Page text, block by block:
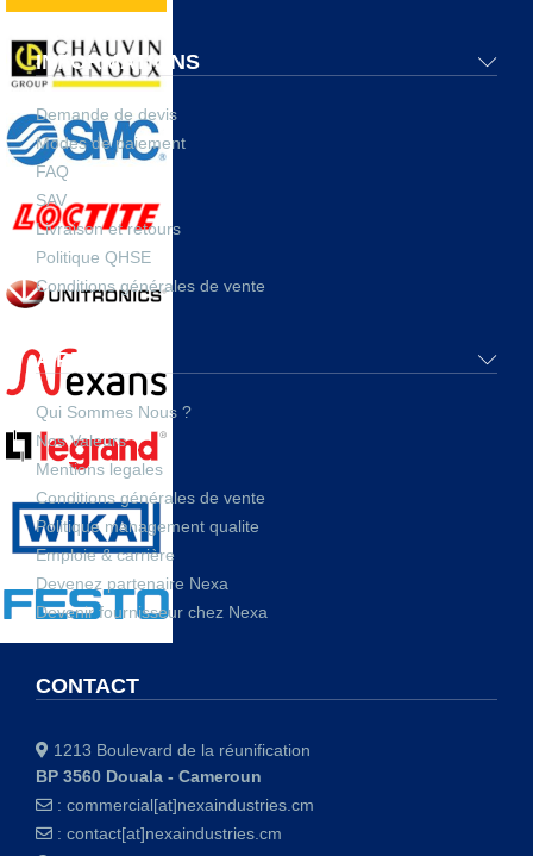
INFORMATIONS
Demande de devis
Modes de paiement
FAQ
SAV
Livraison et retours
Politique QHSE
Conditions générales de vente
A PROPOS
Qui Sommes Nous ?
Nos Valeurs
Mentions legales
Conditions générales de vente
Politique management qualite
Emploie & carrière
Devenez partenaire Nexa
Devenir fournisseur chez Nexa
CONTACT
1213 Boulevard de la réunification
BP 3560 Douala - Cameroun
: commercial[at]nexaindustries.cm
: contact[at]nexaindustries.cm